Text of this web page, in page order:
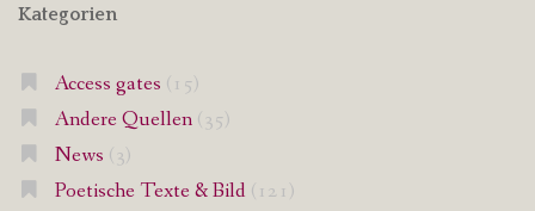
Kategorien
Access gates (15)
Andere Quellen(35)
News (3)
Poetische Texte & Bild (121)